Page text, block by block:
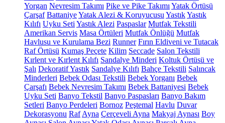
Yorgan Nevresim Takımı Pike ve Pike Takımı Yatak Örtüsü
Çarşaf BattaniyeYatak Alezi & Koruyucusu YastıkYastık
Kılıfı Uyku Seti Yastık Alezi Paspaslar Mutfak Tekstili
Amerikan Servis Masa Örtüleri Mutfak Önlüğü Mutfak
Havlusu ve Kurulama Bezi Runner Fırın Eldiveni ve Tutacak
Raf Örtüsü Kumaş Peçete Kilim Seccade Salon Tekstili
Kırlent ve Kırlent Kılıfı Sandalye Minderi Koltuk Örtüsü ve
Şalı Dekoratif Yastık Sandalye Kılıfı Bahçe Tekstili Salıncak
Minderleri Bebek Odası Tekstili Bebek Yorganı Bebek
Çarşafı Bebek Nevresim Takımı Bebek Battaniyesi Bebek
Uyku Seti Banyo Tekstil Banyo Paspasları Banyo Bakım
Setleri Banyo Perdeleri Bornoz Peştemal Havlu Duvar
Dekorasyonu Raf Ayna Çerçeveli Ayna Makyaj Aynası Boy